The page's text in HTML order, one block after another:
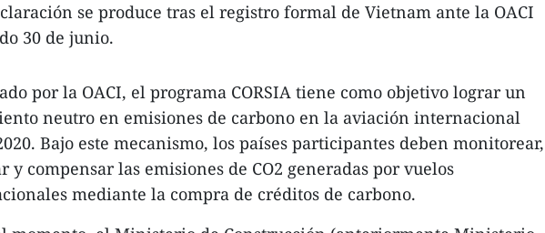
se produce tras el registro formal de Vietnam ante la OACI
30 de junio.
por la OACI, el programa CORSIA tiene como objetivo lograr un
neutro en emisiones de carbono en la aviación internacional
Bajo este mecanismo, los países participantes deben monitorear,
y compensar las emisiones de CO2 generadas por vuelos
mediante la compra de créditos de carbono.